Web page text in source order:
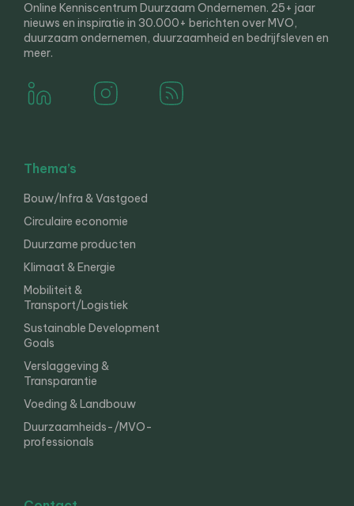
Online Kenniscentrum Duurzaam Ondernemen. 25+ jaar
nieuws en inspiratie in 30.000+ berichten over MVO,
duurzaam ondernemen, duurzaamheid en bedrijfsleven en
meer.
Thema’s
Bouw/Infra & Vastgoed
Circulaire economie
Duurzame producten
Klimaat & Energie
Mobiliteit &
Transport/Logistiek
Sustainable Development
Goals
Verslaggeving &
Transparantie
Voeding & Landbouw
Duurzaamheids-/MVO-
professionals